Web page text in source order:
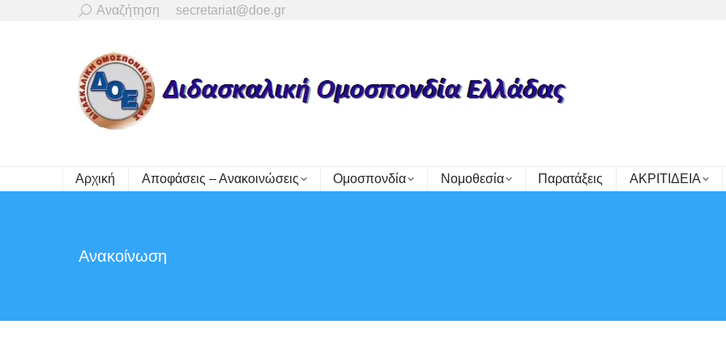
Search:
Αναζήτηση secretariat@doe.gr
Αρχική Αποφάσεις – Ανακοινώσεις Ομοσπονδία Νομοθεσία Παρατάξεις ΑΚΡΙΤΙΔΕΙΑ
Ανακοίνωση